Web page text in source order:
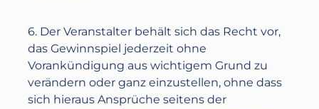
6. Der Veranstalter behält sich das Recht vor,
das Gewinnspiel jederzeit ohne
Vorankündigung aus wichtigem Grund zu
verändern oder ganz einzustellen, ohne dass
sich hieraus Ansprüche seitens der